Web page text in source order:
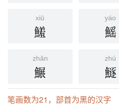
xiū
鱃
yáo
鰩
zhǎn
䱼
zhú
鱁
笔画数为21，部首为黑的汉字